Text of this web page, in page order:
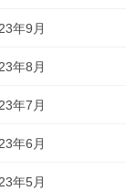
年9月
年8月
年7月
年6月
年5月